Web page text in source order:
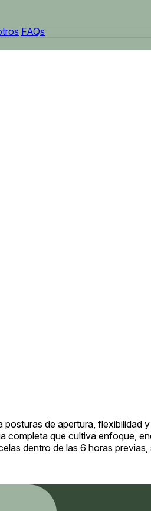
FAQs
de apertura,
completa que cultiva enfoque,
dentro de las 6 horas